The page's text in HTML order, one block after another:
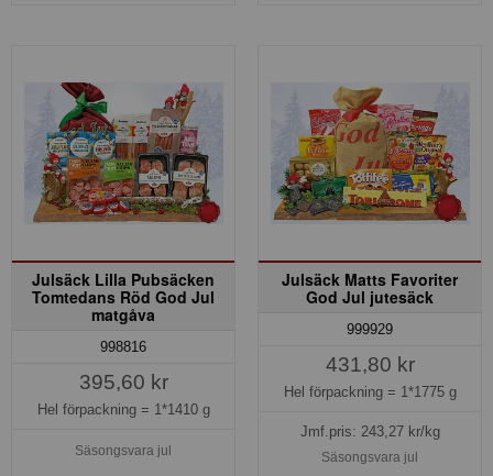
Julsäck Lilla Pubsäcken
Tomtedans Röd God Jul
matgåva
998816
395,60 kr
Hel förpackning = 1*1410 g
Säsongsvara jul
Julsäck Matts Favoriter
God Jul jutesäck
999929
431,80 kr
Hel förpackning = 1*1775 g
Jmf.pris: 243,27kr/kg
Säsongsvara jul